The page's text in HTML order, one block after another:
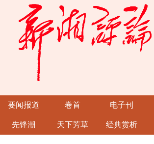
要闻报道 卷首 电子刊
先锋潮 天下芳草 经典赏析